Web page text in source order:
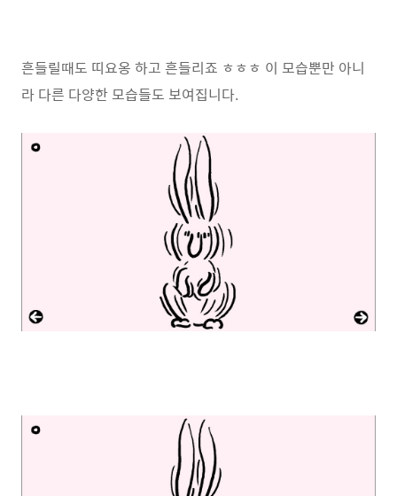
흔들릴때도 띠요옹 하고 흔들리죠 ㅎㅎㅎ 이 모습뿐만 아니
라 다른 다양한 모습들도 보여집니다.